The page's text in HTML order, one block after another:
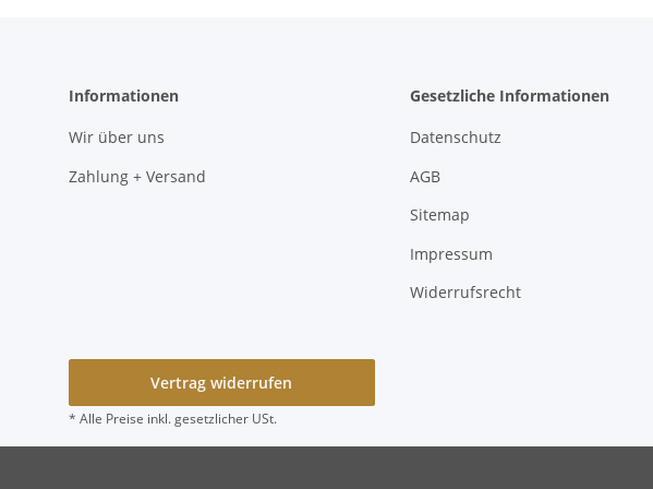
Informationen
Wir über uns
Zahlung + Versand
Gesetzliche Informationen
Datenschutz
AGB
Sitemap
Impressum
Widerrufsrecht
Vertrag widerrufen
* Alle Preise inkl. gesetzlicher USt.